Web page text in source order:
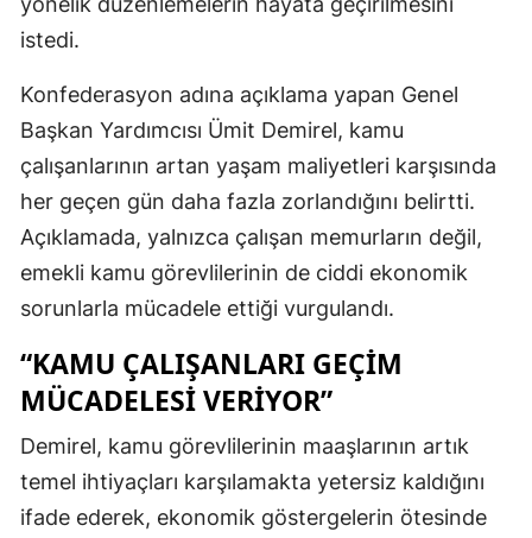
istedi.
Konfederasyon adına açıklama yapan Genel
Başkan Yardımcısı Ümit Demirel, kamu
çalışanlarının artan yaşam maliyetleri karşısında
her geçen gün daha fazla zorlandığını belirtti.
Açıklamada, yalnızca çalışan memurların değil,
emekli kamu görevlilerinin de ciddi ekonomik
sorunlarla mücadele ettiği vurgulandı.
“KAMU ÇALIŞANLARI GEÇIM
MÜCADELESI VERIYOR”
Demirel, kamu görevlilerinin maaşlarının artık
temel ihtiyaçları karşılamakta yetersiz kaldığını
ifade ederek, ekonomik göstergelerin ötesinde